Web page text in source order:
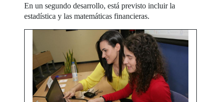
En un segundo desarrollo, está previsto incluir la
estadística y las matemáticas financieras.